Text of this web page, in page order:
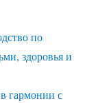
по
здоровья и
гармонии с